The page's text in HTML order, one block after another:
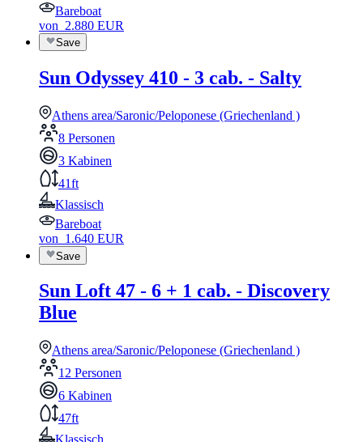
Bareboat
von 2.880 EUR
Save
Sun Odyssey 410 - 3 cab. - Salty
Athens area/Saronic/Peloponese (Griechenland )
8 Personen
3 Kabinen
41ft
Klassisch
Bareboat
von 1.640 EUR
Save
Sun Loft 47 - 6 + 1 cab. - Discovery
Blue
Athens area/Saronic/Peloponese (Griechenland )
12 Personen
6 Kabinen
47ft